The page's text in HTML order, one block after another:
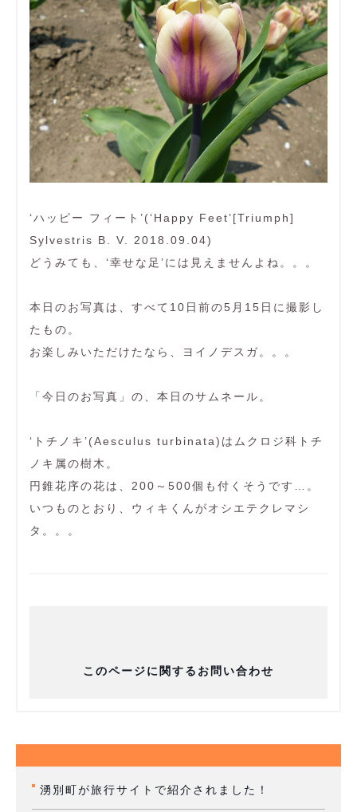
‘ハッピー フィート’(‘Happy Feet’[Triumph]
Sylvestris B. V. 2018.09.04)
どうみても、‘幸せな足’には見えませんよね。。。
本日のお写真は、すべて10日前の5月15日に撮影し
たもの。
お楽しみいただけたなら、ヨイノデスガ。。。
「今日のお写真」の、本日のサムネール。
‘トチノキ’(Aesculus turbinata)はムクロジ科トチ
ノキ属の樹木。
円錐花序の花は、200～500個も付くそうです…。
いつものとおり、ウィキくんがオシエテクレマシ
タ。。。
このページに関するお問い合わせ
湧別町が旅行サイトで紹介されました！